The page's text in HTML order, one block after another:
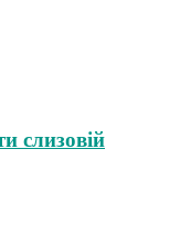
слизовій